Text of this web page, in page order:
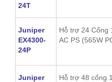
24T
Juniper
EX4300-
24P
Hỗ trợ 24 Cổng
AC PS (565W
Juniper
Hỗ trợ 48 cổng